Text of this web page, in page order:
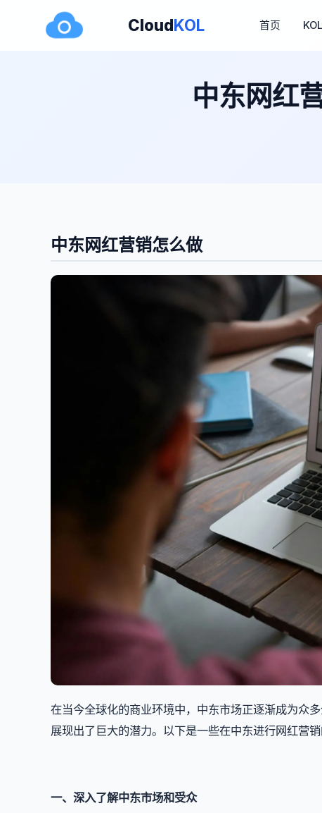
CloudKOL 首页
中东网红
中东网红营销怎么做
在当今全球化的商业环境中，中东市场正逐渐成为众
展现出了巨大的潜力。以下是一些在中东进行网红营销
一、深入了解中东市场和受众